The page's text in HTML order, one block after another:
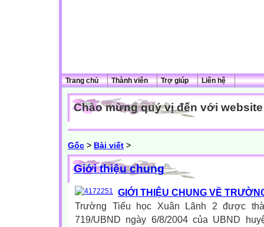
Trang chủ Thành viên Trợ giúp Liên hệ
Chào mừng quý vị đến với website
Gốc > Bài viết >
Giới thiệu chung
GIỚI THIỆU CHUNG VỀ
Trường Tiểu học Xuân Lãnh 2 được
719/UBND ngày 6/8/2004 của UBND